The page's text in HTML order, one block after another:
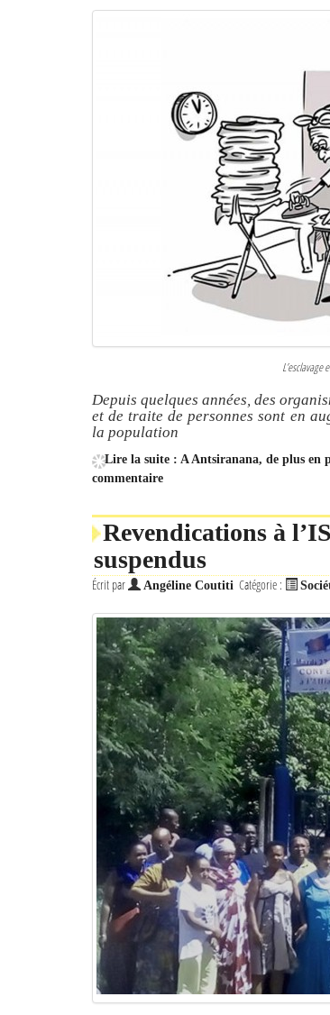
L’esclavage
Depuis quelques années, des
et de traite de personnes sont en
la population
Lire la suite : A Antsiranana, de plus en
commentaire
Revendications à
suspendus
Écrit par Angéline Coutiti Catégorie :